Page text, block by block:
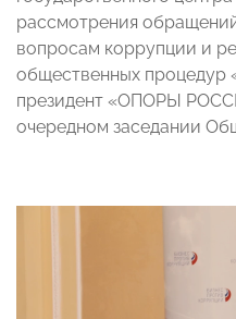
рассмотрения
вопросам коррупции и
общественных процедур
президент «ОПОРЫ
очередном заседании